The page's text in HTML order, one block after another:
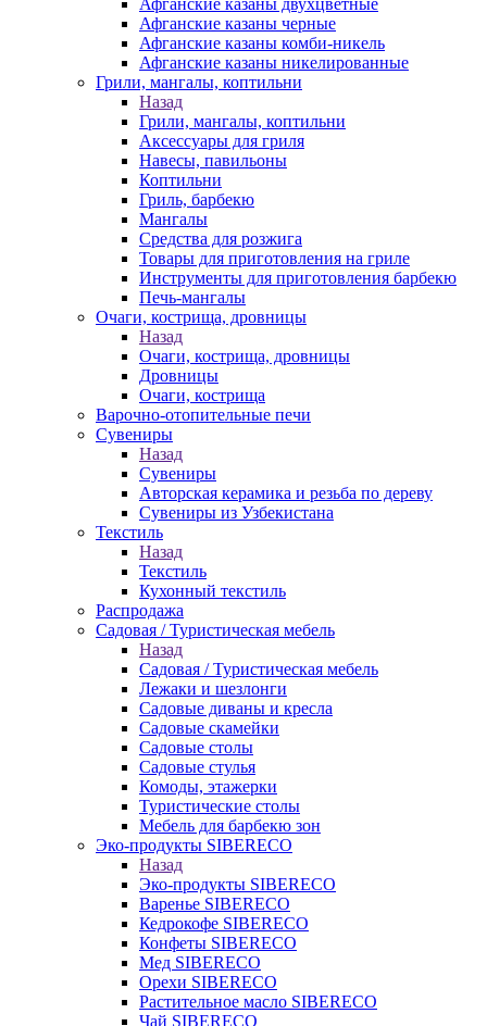
Афганские казаны двухцветные
Афганские казаны черные
Афганские казаны комби-никель
Афганские казаны никелированные
Грили, мангалы, коптильни
Назад
Грили, мангалы, коптильни
Аксессуары для гриля
Навесы, павильоны
Коптильни
Гриль, барбекю
Мангалы
Средства для розжига
Товары для приготовления на гриле
Инструменты для приготовления барбекю
Печь-мангалы
Очаги, кострища, дровницы
Назад
Очаги, кострища, дровницы
Дровницы
Очаги, кострища
Варочно-отопительные печи
Сувениры
Назад
Сувениры
Авторская керамика и резьба по дереву
Сувениры из Узбекистана
Текстиль
Назад
Текстиль
Кухонный текстиль
Распродажа
Садовая / Туристическая мебель
Назад
Садовая / Туристическая мебель
Лежаки и шезлонги
Садовые диваны и кресла
Садовые скамейки
Садовые столы
Садовые стулья
Комоды, этажерки
Туристические столы
Мебель для барбекю зон
Эко-продукты SIBERECO
Назад
Эко-продукты SIBERECO
Варенье SIBERECO
Кедрокофе SIBERECO
Конфеты SIBERECO
Мед SIBERECO
Орехи SIBERECO
Растительное масло SIBERECO
Чай SIBERECO